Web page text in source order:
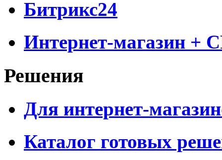
Битрикс24
Интернет-магазин +
Решения
Для интернет-
Каталог готовых